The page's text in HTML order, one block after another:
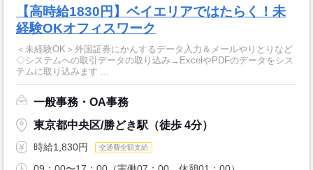
【高時給1830円】ベイエリアではたらく！未
経験OKオフィスワーク
＜未経験OK＞外国証券にかんするデータ入力＆メールやりとりなど
◇システムへの取引データの取り込み→ExcelやPDFのデータをシス
テムに取り込みます ...
一般事務・OA事務
東京都中央区/勝どき駅（徒歩 4分）
時給1,830円 交通費全額支給